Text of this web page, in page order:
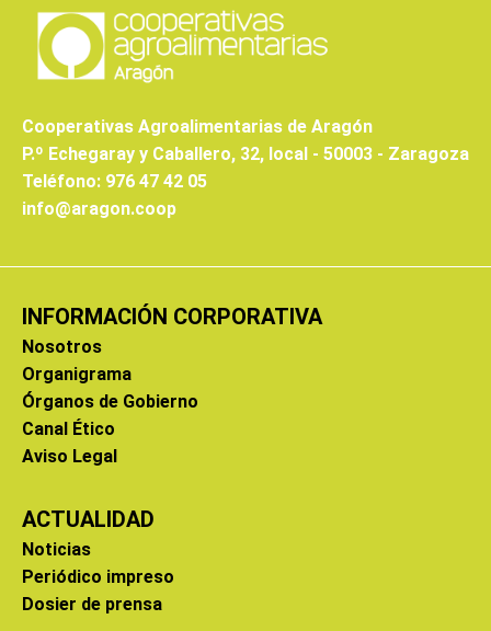
Cooperativas Agroalimentarias de Aragón
P.º Echegaray y Caballero, 32, local - 50003 - Zaragoza
Teléfono: 976 47 42 05
info@aragon.coop
INFORMACIÓN CORPORATIVA
Nosotros
Organigrama
Órganos de Gobierno
Canal Ético
Aviso Legal
ACTUALIDAD
Noticias
Periódico impreso
Dosier de prensa